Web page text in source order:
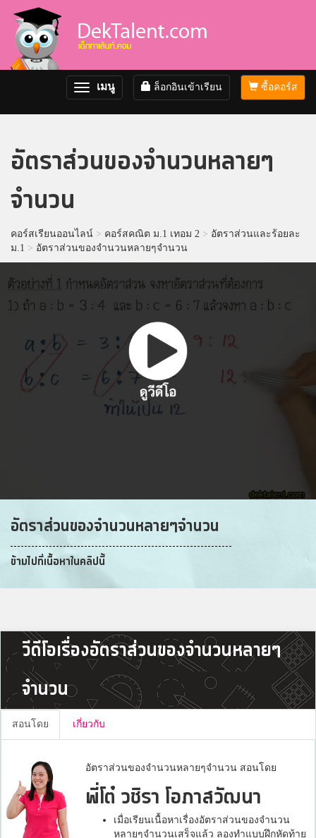
ซื้อคอร์ส
ล็อกอินเข้าเรียน
Toggle
navigation
เมนู
อัตราส่วนของจำนวนหลายๆ
จำนวน
คอร์สเรียนออนไลน์ > คอร์สคณิต ม.1 เทอม 2 > อัตราส่วนและร้อยละ
ม.1 > อัตราส่วนของจำนวนหลายๆจำนวน
อัตราส่วนของจำนวนหลายๆจำนวน
ข้ามไปที่เนื้อหาในคลิปนี้
วีดีโอเรื่องอัตราส่วนของจำนวนหลายๆ
จำนวน
สอนโดย เกี่ยวกับ
อัตราส่วนของจำนวนหลายๆจำนวน สอนโดย
พี่โต๋ วชิรา โอภาสวัฒนา
เมื่อเรียนเนื้อหาเรื่องอัตราส่วนของจำนวน
หลายๆจำนวนเสร็จแล้ว ลองทำแบบฝึกหัดท้าย